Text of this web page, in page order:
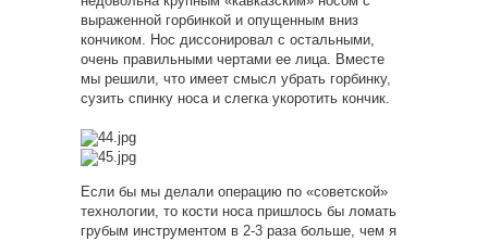
выраженной горбинкой и опущенным вниз
кончиком. Нос диссонировал с остальными,
очень правильными чертами ее лица. Вместе
мы решили, что имеет смысл убрать горбинку,
сузить спинку носа и слегка укоротить кончик.
Если бы мы делали операцию по «советской»
технологии, то кости носа пришлось бы ломать
грубым инструментом в 2-3 раза больше, чем я